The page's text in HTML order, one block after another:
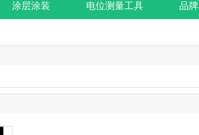
涂层涂装 电位测量工具 品牌